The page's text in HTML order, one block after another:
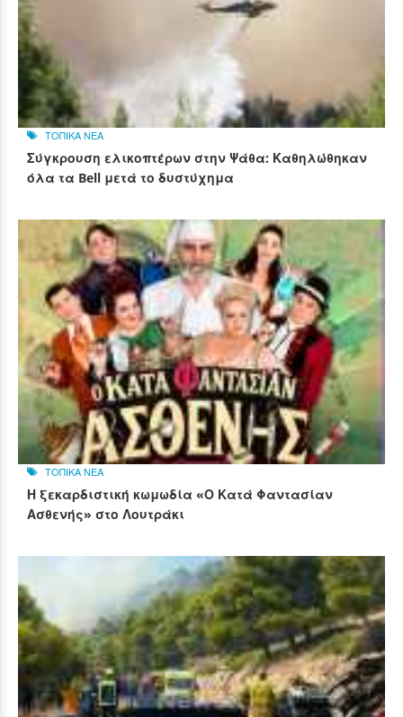
ΤΟΠΙΚΑ ΝΕΑ
Σύγκρουση ελικοπτέρων στην Ψάθα: Καθηλώθηκαν
όλα τα Bell μετά το δυστύχημα
ΤΟΠΙΚΑ ΝΕΑ
Η ξεκαρδιστική κωμωδία «Ο Κατά Φαντασίαν
Ασθενής» στο Λουτράκι